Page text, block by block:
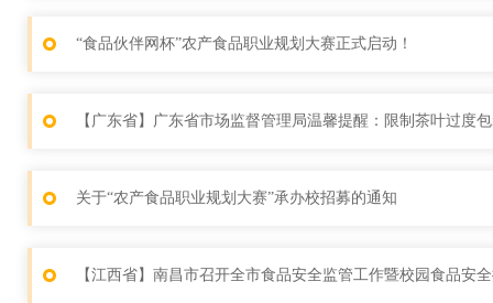
“食品伙伴网杯”农产食品职业规划大赛正式启动！
【广东省】广东省市场监督管理局温馨提醒：限制茶叶过度
关于“农产食品职业规划大赛”承办校招募的通知
【江西省】南昌市召开全市食品安全监管工作暨校园食品安